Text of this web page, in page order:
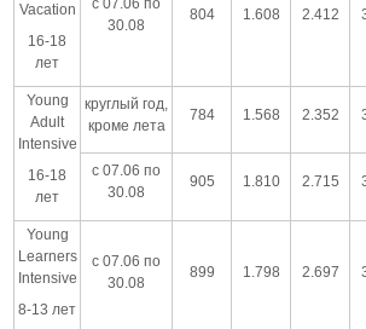
Vacation
16-18
лет
30.08
804 1.608 2.412
Young
Adult
Intensive
16-18
лет
круглый год,
кроме лета
784 1.568 2.352
с 07.06 по
30.08
905 1.810 2.715
Young
Learners
Intensive
8-13 лет
с 07.06 по
30.08
899 1.798 2.697